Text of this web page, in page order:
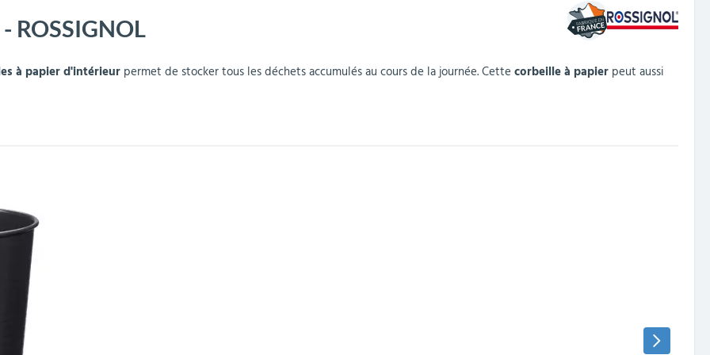
Abris fumeurs
Miroirs de sécurité
Mobilier de bureau
Mobilier crèche et
Pavoisement
ROSSIGNOL
à papier d'intérieur permet de stocker tous les déchets accumulés au cours de la journée. Cette corbeille à papier peut aussi